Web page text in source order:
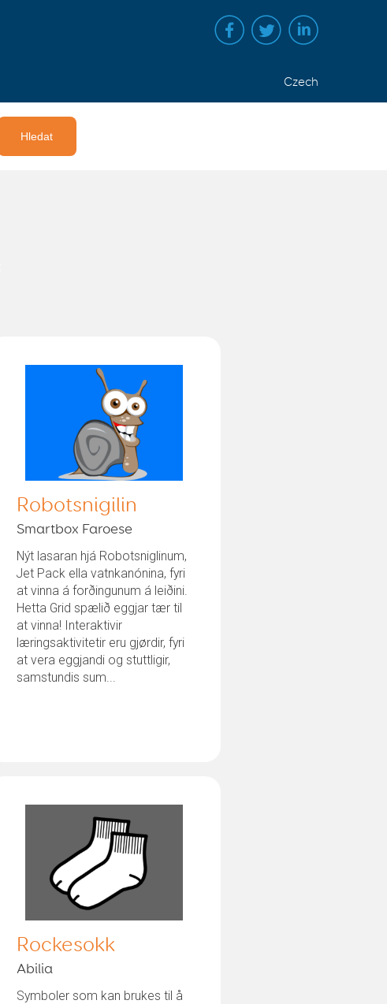
Czech
Robotsnigilin
Smartbox Faroese
Nýt lasaran hjá Robotsniglinum,
Jet Pack ella vatnkanónina, fyri
at vinna á forðingunum á leiðini.
Hetta Grid spælið eggjar tær til
at vinna! Interaktivir
læringsaktivitetir eru gjørdir, fyri
at vera eggjandi og stuttligir,
samstundis sum...
Rockesokk
Abilia
Symboler som kan brukes til å